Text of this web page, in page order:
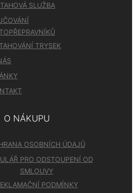
SLUŽBA
TRYSEK
O NÁKUPU
OSOBNÍCH ÚDAJŮ
PRO ODSTOUPENÍ OD
SMLOUVY
PODMÍNKY